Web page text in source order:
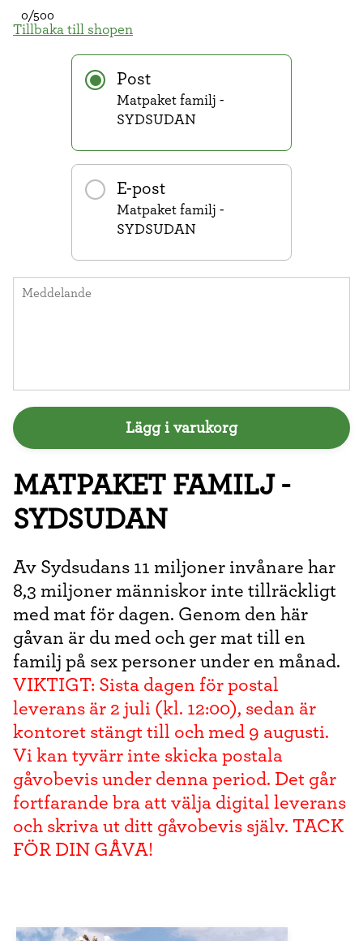
Tillbaka till shopen
MATPAKET FAMILJ -
SYDSUDAN
Av Sydsudans 11 miljoner invånare har
8,3 miljoner människor inte tillräckligt
med mat för dagen. Genom den här
gåvan är du med och ger mat till en
familj på sex personer under en månad.
VIKTIGT: Sista dagen för postal
leverans är 2 juli (kl. 12:00), sedan är
kontoret stängt till och med 9 augusti.
Vi kan tyvärr inte skicka postala
gåvobevis under denna period. Det går
fortfarande bra att välja digital leverans
och skriva ut ditt gåvobevis själv. TACK
FÖR DIN GÅVA!
Post
Matpaket familj -
SYDSUDAN
E-post
Matpaket familj -
SYDSUDAN
0/500
Lägg i varukorg